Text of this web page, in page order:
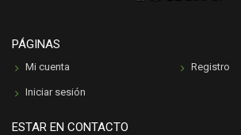
PÁGINAS
Mi cuenta Registro
Iniciar sesión
ESTAR EN CONTACTO